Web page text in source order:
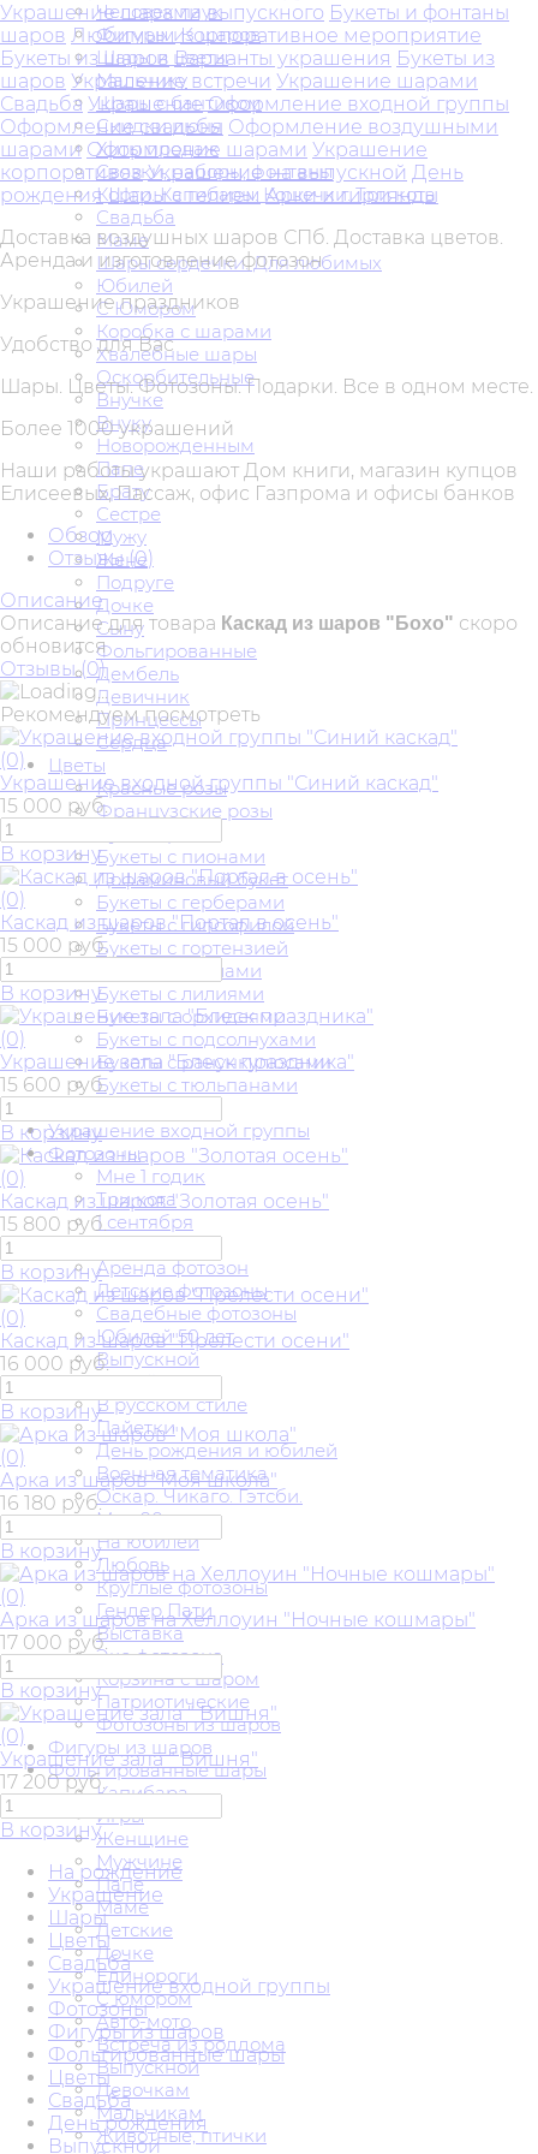
Человек паук
Фигуры из шаров
Шары и цветы
Мальчику
Шары с бантиком
Скидки июня
Хиты продаж
Связки, наборы, фонтаны
Корги. Капибары. Кошечки. Три кота
Свадьба
Маме
Шары сердечки. Для любимых
Юбилей
С Юмором
Коробка с шарами
Хвалебные шары
Оскорбительные
Внучке
Внуку
Новорожденным
Папе
Брату
Сестре
Мужу
Жене
Подруге
Дочке
Сыну
Фольгированные
Дембель
Девичник
Принцессы
Сердца
Цветы
Красные розы
Французские розы
Букеты с пионами
Дофаминовый букет
Букеты с герберами
Букеты с гипсофилой
Букеты с гортензией
Букеты с каллами
Букеты с лилиями
Букеты с орхидеями
Букеты с подсолнухами
Букеты с ранункулюсами
Букеты с тюльпанами
Украшение входной группы
Фотозоны
Мне 1 годик
Три кота
1 сентября
На годик
Аренда фотозон
Детские фотозоны
Свадебные фотозоны
Юбилей 50 лет
Выпускной
Новый год
В русском стиле
Пайетки
День рождения и юбилей
Военная тематика
Оскар. Чикаго. Гэтсби.
Мои 90-е
На юбилей
Любовь
Круглые фотозоны
Гендер Пати
Выставка
Эко фотозона
Корзина с шаром
Патриотические
Фотозоны из шаров
Фигуры из шаров
Фольгированные шары
Капибара
Игры
Женщине
Мужчине
Папе
Маме
Детские
Дочке
Единороги
С юмором
Авто-мото
Встреча из роддома
Выпускной
Девочкам
Мальчикам
Животные, птички
Украшение шарами выпускного Букеты и фонтаны
шаров Любимым Корпоративное мероприятие
Букеты из шаров Варианты украшения Букеты из
шаров Украшение встречи Украшение шарами
Свадьба Украшение Оформление входной группы
Оформление свадьбы Оформление воздушными
шарами Оформление шарами Украшение
корпоративов Украшение на выпускной День
рождения Шары с гелием Арки и гирлянды
Доставка воздушных шаров СПб. Доставка цветов.
Аренда и изготовление фотозон
Украшение праздников
Удобство для Вас
Шары. Цветы. Фотозоны. Подарки. Все в одном месте.
Более 1000 украшений
Наши работы украшают Дом книги, магазин купцов
Елисеевых, Пассаж, офис Газпрома и офисы банков
Обзор
Отзывы (0)
Описание
Описание для товара Каскад из шаров "Бохо" скоро
обновится
Отзывы (0)
Рекомендуем посмотреть
(0)
Украшение входной группы "Синий каскад"
15 000 руб.
В корзину
(0)
Каскад из шаров "Портал в осень"
15 000 руб.
В корзину
(0)
Украшение зала "Блеск праздника"
15 600 руб.
В корзину
(0)
Каскад из шаров "Золотая осень"
15 800 руб.
В корзину
(0)
Каскад из шаров "Прелести осени"
16 000 руб.
В корзину
(0)
Арка из шаров "Моя школа"
16 180 руб.
В корзину
(0)
Арка из шаров на Хеллоуин "Ночные кошмары"
17 000 руб.
В корзину
(0)
Украшение зала " Вишня"
17 200 руб.
В корзину
На рождение
Украшение
Шары
Цветы
Свадьба
Украшение входной группы
Фотозоны
Фигуры из шаров
Фольгированные шары
Цветы
Свадьба
День рождения
Выпускной